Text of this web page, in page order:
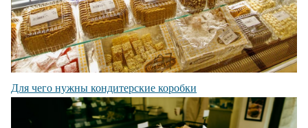
Для чего нужны кондитерские коробки